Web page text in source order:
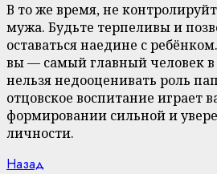
В то же время, не
мужа. Будьте терпеливы и
оставаться наедине с
вы — самый главный человек
нельзя недооценивать роль
отцовское воспитание играет
формировании сильной и
личности.
Continue
Назад